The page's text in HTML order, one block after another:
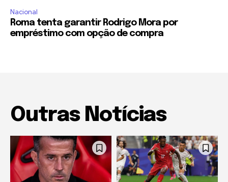
Nacional
Roma tenta garantir Rodrigo Mora por
empréstimo com opção de compra
Outras Notícias